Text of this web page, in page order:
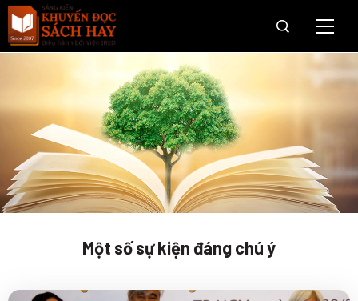
Giải Sách Hay
OneBook
Câu chuyện dân trí cho vùng khó
Hành trình Onebook
Một số sự kiện đáng chú ý